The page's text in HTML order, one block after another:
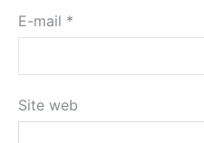
E-mail *
Site web